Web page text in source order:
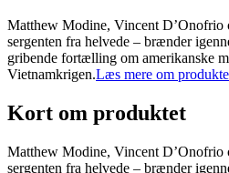
Matthew Modine, Vincent D’Onofrio
sergenten fra helvede – brænder
gribende fortælling om amerikanske
Vietnamkrigen.Læs mere om
Kort om produktet
Matthew Modine, Vincent D’Onofrio
sergenten fra helvede – brænder